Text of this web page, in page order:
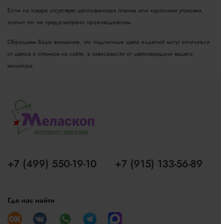
Если на товаре отсутствует целлофановая пленка или картонная упаковка,
значит это не предусмотрено производителем.
Обращаем Ваше внимание, что подлинные цвета изделий могут отличаться
от цветов и оттенков на сайте, в зависимости от цветопередачи вашего
монитора.
+7 (499) 550-19-10 +7 (915) 133-56-89
Где нас найти